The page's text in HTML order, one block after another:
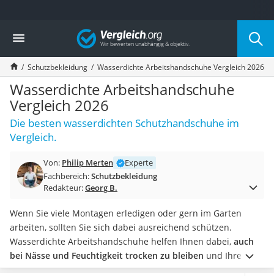
Die beliebtesten Vergleiche nach Kategorie
Baumarkt
Tresor feuerfest
Makita-Akku-Rasenmäher
Kappsäge
Smartes Türschloss
Akku-Rasentrimmer
Feuchtigkeitsmessgerät
Split-Klimaanlage 2 Innengeräte
Bohrmaschine
Tiefbrunnenpumpe
Hochdruckreiniger
Doppelschleifer
Überwachungskamera
Benzinrasenmäher mit Elektrostart
Akku-Laubsauger
Vergleich
Schutzbekleidung Wasserdichte Arbeitshandschuhe Vergleich 2026
Wasserdichte Arbeitshandschuhe
Vergleich 2026
Die besten wasserdichten Schutzhandschuhe im
Vergleich.
Von: Philip Merten
Experte
Fachbereich:Schutzbekleidung
Redakteur:Georg B.
Wenn Sie viele Montagen erledigen oder gern im Garten
arbeiten, sollten Sie sich dabei ausreichend schützen.
Wasserdichte Arbeitshandschuhe helfen Ihnen dabei, auch
bei Nässe und Feuchtigkeit trocken zu bleiben und Ihre
Arbeit sauber zu erledigen. Gängigen Online-Tests zufolge